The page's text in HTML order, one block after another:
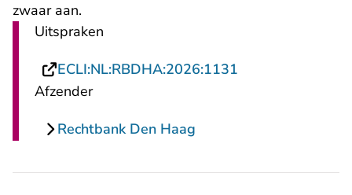
zwaar aan.
Uitspraken
ECLI:NL:RBDHA:2026:1131
Afzender
Rechtbank Den Haag